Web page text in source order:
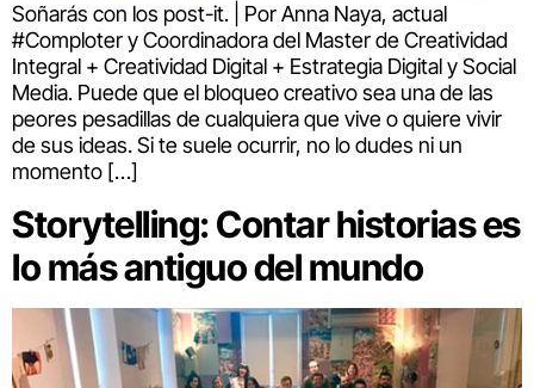
Soñarás con los post-it. | Por Anna Naya, actual
#Comploter y Coordinadora del Master de Creatividad
Integral + Creatividad Digital + Estrategia Digital y Social
Media. Puede que el bloqueo creativo sea una de las
peores pesadillas de cualquiera que vive o quiere vivir
de sus ideas. Si te suele ocurrir, no lo dudes ni un
momento […]
Storytelling: Contar historias es
lo más antiguo del mundo